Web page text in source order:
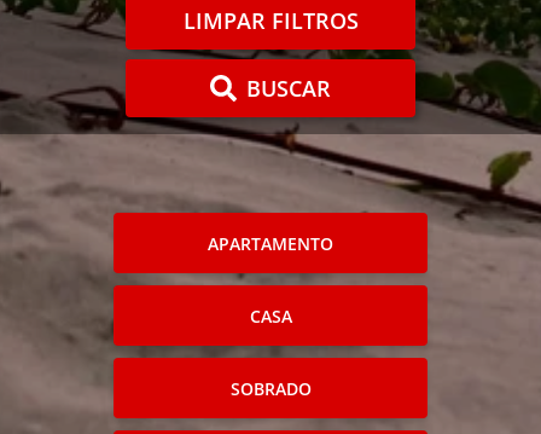
LIMPAR FILTROS
BUSCAR
APARTAMENTO
CASA
SOBRADO